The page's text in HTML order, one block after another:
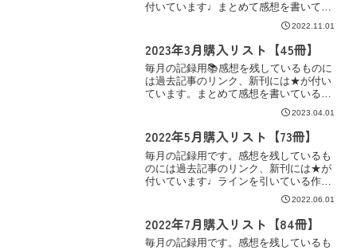
付いています♩まとめて感想を書いてい
る作品にはラインを引いてあります。コ
ミックシーモア【BL漫画】★開発動画～
メスイキ求めて奮闘中～/稔・おうちへか
えろうー猫耳オメガバ...
2022.11.01
2023年3月購入リスト【45冊】
毎月の記録用📚感想を残しているものに
は過去記事のリンク、新刊には★が付い
ています。まとめて感想を書いている作
品にはラインと、その下にリンクを。コ
ミックシーモア【BL漫画】★リミットハ
ニー 5/七瀬★異世界の沙汰は社畜次第 4/
采和輝・八月八...
2023.04.01
2022年5月購入リスト【73冊】
毎月の記録用です。感想を残しているも
のには過去記事のリンク、新刊には★が
付いています♩ラインを引いている作品
は読書記録にまとめてありますので、そ
のリンクを。コミックシーモア【BL漫
画】★駄犬に注意! 3/とりよし★【単話】
キス7回。2/赤い...
2022.06.01
2022年7月購入リスト【84冊】
毎月の記録用です。感想を残しているも